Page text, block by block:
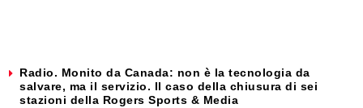
Radio. Monito da Canada: non è la tecnologia da
salvare, ma il servizio. Il caso della chiusura di sei
stazioni della Rogers Sports & Media